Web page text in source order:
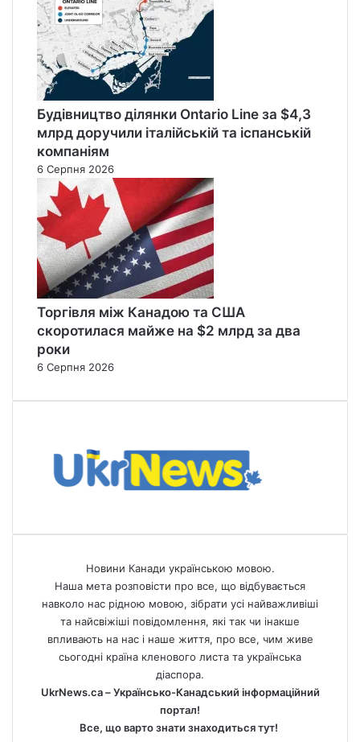
Будівництво ділянки Ontario Line за $4,3
млрд доручили італійській та іспанській
компаніям
6 Серпня 2026
Торгівля між Канадою та США
скоротилася майже на $2 млрд за два
роки
6 Серпня 2026
Новини Канади українською мовою.
Наша мета розповісти про все, що відбувається
навколо нас рідною мовою, зібрати усі найважливіші
та найсвіжіші повідомлення, які так чи інакше
впливають на нас і наше життя, про все, чим живе
сьогодні країна кленового листа та українська
діаспора.
UkrNews.ca – Українсько-Канадський інформаційний
портал!
Все, що варто знати знаходиться тут!